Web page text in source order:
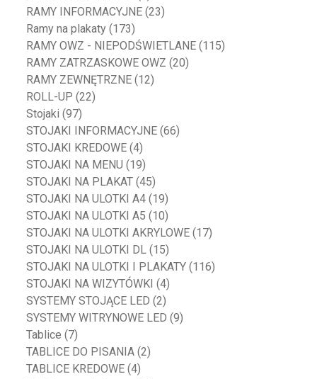
RAMY INFORMACYJNE (23)
Ramy na plakaty (173)
RAMY OWZ - NIEPODŚWIETLANE (115)
RAMY ZATRZASKOWE OWZ (20)
RAMY ZEWNĘTRZNE (12)
ROLL-UP (22)
Stojaki (97)
STOJAKI INFORMACYJNE (66)
STOJAKI KREDOWE (4)
STOJAKI NA MENU (19)
STOJAKI NA PLAKAT (45)
STOJAKI NA ULOTKI A4 (19)
STOJAKI NA ULOTKI A5 (10)
STOJAKI NA ULOTKI AKRYLOWE (17)
STOJAKI NA ULOTKI DL (15)
STOJAKI NA ULOTKI I PLAKATY (116)
STOJAKI NA WIZYTÓWKI (4)
SYSTEMY STOJĄCE LED (2)
SYSTEMY WITRYNOWE LED (9)
Tablice (7)
TABLICE DO PISANIA (2)
TABLICE KREDOWE (4)